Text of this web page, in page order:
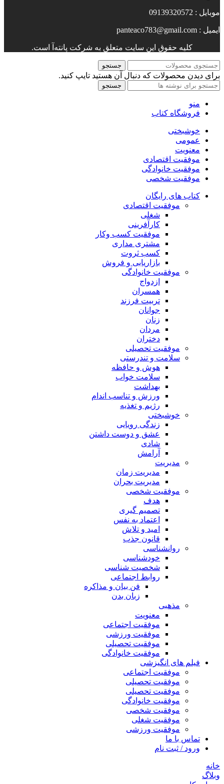
موبایل : 09139320572
ایمیل : panteaco783@gmail.com
کلیه حقوق این سایت متعلق به شرکت پانته‌آ است.
جستجو
برای دیدن محصولات که دنبال آن هستید تایپ کنید.
جستجو
منو
فروشگاه کتاب
خوشبختی
عمومی
معنویت
موفقیت اقتصادی
موفقیت خانوادگی
موفقیت شخصی
کتاب های رایگان
موفقیت اقتصادی
شغلی
کارآفرینی
موفقیت کسب وکار
مشتری مداری
کسب ثروت
بازاریابی و فروش
موفقیت خانوادگی
ازدواج
همسران
تربیت فرزند
جوانان
زنان
مردان
دختران
موفقیت تحصیلی
سلامت و تندرستی
هوش و حافظه
سلامت خواب
بهداشت
ورزش و تناسب اندام
رژیم و تغذیه
خوشبختی
زندگی رویایی
عشق و دوست داشتن
شادی
آرامش
مدیریت
مدیریت زمان
مدیریت بحران
موفقیت شخصی
هدف
تصمیم گیری
اعتماد به نفس
امید و تلاش
قانون جذب
روانشناسی
خودشناسی
شخصیت شناسی
روابط اجتماعی
فن بیان و مذاکره
زبان بدن
مذهبی
معنویت
موفقیت اجتماعی
موفقیت ورزشی
موفقیت تحصیلی
موفقیت خانوادگی
فیلم های انگیزشی
موفقیت اجتماعی
موفقیت تحصیلی
موفقیت تحصیلی
موفقیت خانوادگی
موفقیت شخصی
موفقیت شغلی
موفقیت ورزشی
تماس با ما
ورود / ثبت نام
خانه
وبلاگ